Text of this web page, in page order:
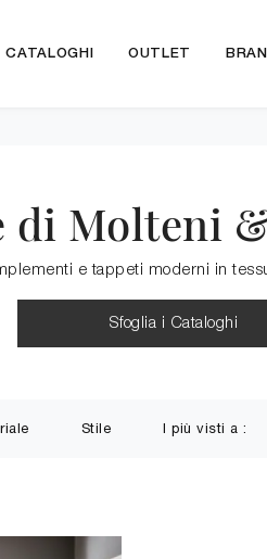
CATALOGHI OUTLET
di Molteni
e tappeti moderni in
Sfoglia i Cataloghi
Stile I più visti a :